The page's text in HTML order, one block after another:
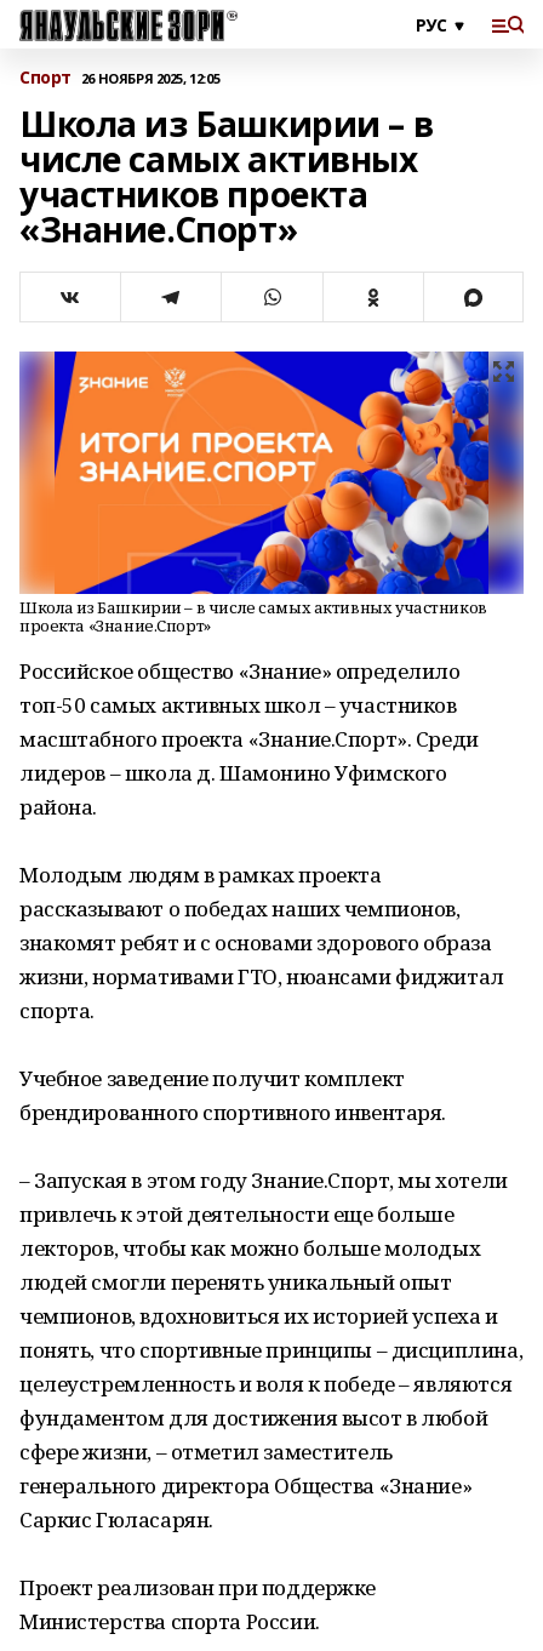
Спорт 26 НОЯБРЯ 2025, 12:05
Школа из Башкирии – в
числе самых активных
участников проекта
«Знание.Спорт»
Школа из Башкирии – в числе самых активных участников
проекта «Знание.Спорт»
Российское общество «Знание» определило
топ-50 самых активных школ – участников
масштабного проекта «Знание.Спорт». Среди
лидеров – школа д. Шамонино Уфимского
района.
Молодым людям в рамках проекта
рассказывают о победах наших чемпионов,
знакомят ребят и с основами здорового образа
жизни, нормативами ГТО, нюансами фиджитал
спорта.
Учебное заведение получит комплект
брендированного спортивного инвентаря.
– Запуская в этом году Знание.Спорт, мы хотели
привлечь к этой деятельности еще больше
лекторов, чтобы как можно больше молодых
людей смогли перенять уникальный опыт
чемпионов, вдохновиться их историей успеха и
понять, что спортивные принципы – дисциплина,
целеустремленность и воля к победе – являются
фундаментом для достижения высот в любой
сфере жизни, – отметил заместитель
генерального директора Общества «Знание»
Саркис Гюласарян.
Проект реализован при поддержке
Министерства спорта России.